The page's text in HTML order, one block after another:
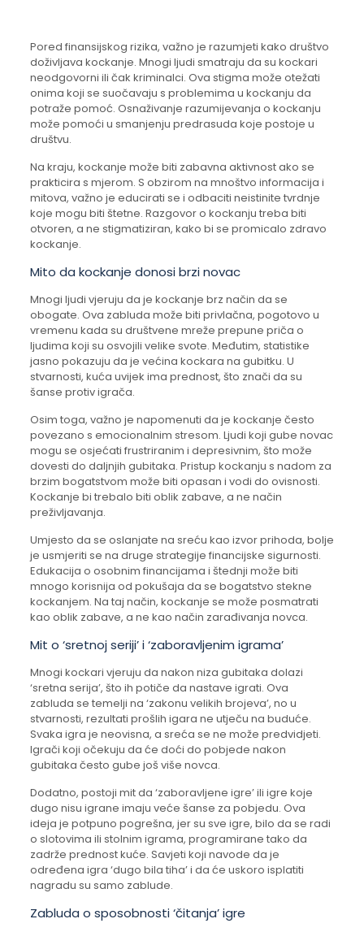
Pored finansijskog rizika, važno je razumjeti kako društvo
doživljava kockanje. Mnogi ljudi smatraju da su kockari
neodgovorni ili čak kriminalci. Ova stigma može otežati
onima koji se suočavaju s problemima u kockanju da
potraže pomoć. Osnaživanje razumijevanja o kockanju
može pomoći u smanjenju predrasuda koje postoje u
društvu.
Na kraju, kockanje može biti zabavna aktivnost ako se
prakticira s mjerom. S obzirom na mnoštvo informacija i
mitova, važno je educirati se i odbaciti neistinite tvrdnje
koje mogu biti štetne. Razgovor o kockanju treba biti
otvoren, a ne stigmatiziran, kako bi se promicalo zdravo
kockanje.
Mito da kockanje donosi brzi novac
Mnogi ljudi vjeruju da je kockanje brz način da se
obogate. Ova zabluda može biti privlačna, pogotovo u
vremenu kada su društvene mreže prepune priča o
ljudima koji su osvojili velike svote. Međutim, statistike
jasno pokazuju da je većina kockara na gubitku. U
stvarnosti, kuća uvijek ima prednost, što znači da su
šanse protiv igrača.
Osim toga, važno je napomenuti da je kockanje često
povezano s emocionalnim stresom. Ljudi koji gube novac
mogu se osjećati frustriranim i depresivnim, što može
dovesti do daljnjih gubitaka. Pristup kockanju s nadom za
brzim bogatstvom može biti opasan i vodi do ovisnosti.
Kockanje bi trebalo biti oblik zabave, a ne način
preživljavanja.
Umjesto da se oslanjate na sreću kao izvor prihoda, bolje
je usmjeriti se na druge strategije financijske sigurnosti.
Edukacija o osobnim financijama i štednji može biti
mnogo korisnija od pokušaja da se bogatstvo stekne
kockanjem. Na taj način, kockanje se može posmatrati
kao oblik zabave, a ne kao način zarađivanja novca.
Mit o ‘sretnoj seriji’ i ‘zaboravljenim igrama’
Mnogi kockari vjeruju da nakon niza gubitaka dolazi
‘sretna serija’, što ih potiče da nastave igrati. Ova
zabluda se temelji na ‘zakonu velikih brojeva’, no u
stvarnosti, rezultati prošlih igara ne utječu na buduće.
Svaka igra je neovisna, a sreća se ne može predvidjeti.
Igrači koji očekuju da će doći do pobjede nakon
gubitaka često gube još više novca.
Dodatno, postoji mit da ‘zaboravljene igre’ ili igre koje
dugo nisu igrane imaju veće šanse za pobjedu. Ova
ideja je potpuno pogrešna, jer su sve igre, bilo da se radi
o slotovima ili stolnim igrama, programirane tako da
zadrže prednost kuće. Savjeti koji navode da je
određena igra ‘dugo bila tiha’ i da će uskoro isplatiti
nagradu su samo zablude.
Zabluda o sposobnosti ‘čitanja’ igre